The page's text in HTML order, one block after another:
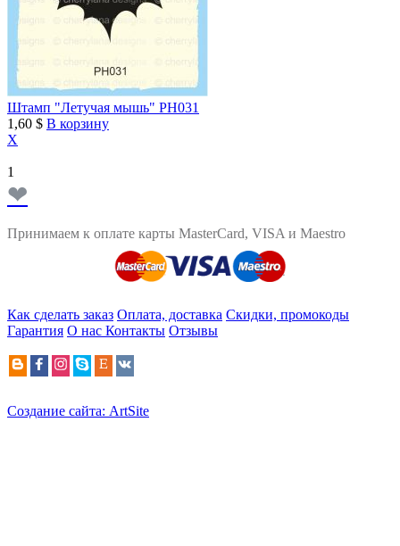
Штамп "Летучая мышь" PH031
1,60 $ В корзину
X
1
❤
Принимаем к оплате карты MasterCard, VISA и Maestro
Как сделать заказ Оплата, доставка Скидки, промокоды
Гарантия О нас Контакты Отзывы
Создание сайта: ArtSite